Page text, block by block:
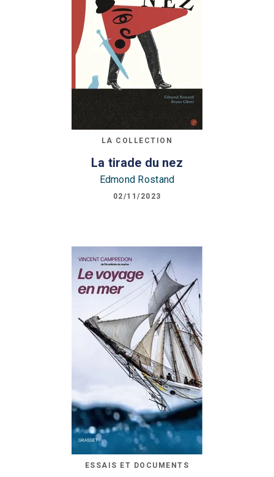
LA COLLECTION
La tirade du nez
Edmond Rostand
02/11/2023
ESSAIS ET DOCUMENTS